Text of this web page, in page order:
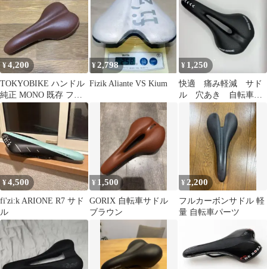
¥4,200
TOKYOBIKE ハンドル
純正 MONO 既存 フェ
イクレザーサドル
¥2,798
Fizik Aliante VS Kium
¥ 1,250
快適 痛み軽減 サド
ル 穴あき 自転車
用 新品 低反発 買
換え ブラック
¥4,500
fi'zi:k ARIONE R7 サド
ル
¥ 1,500
GORIX 自転車サドル
ブラウン
¥ 2,200
フルカーボンサドル 軽
量 自転車パーツ